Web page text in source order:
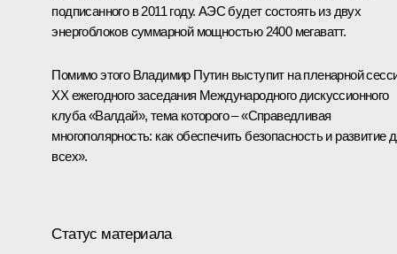
подписанного в 2011 году. АЭС будет состоять из двух
энергоблоков суммарной мощностью 2400 мегаватт.
Помимо этого Владимир Путин выступит на пленарной
XX ежегодного заседания Международного дискуссионного
клуба «Валдай», тема которого – «Справедливая
многополярность: как обеспечить безопасность и развитие
всех».
Статус материала